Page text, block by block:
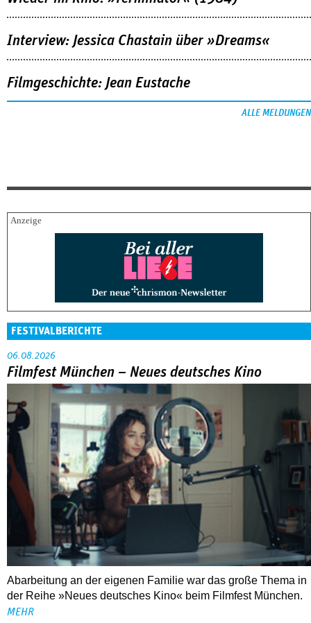
Interview: Jessica Chastain über »Dreams«
Filmgeschichte: Jean Eustache
ALLE MELDUNGEN
FESTIVALBERICHTE
06.08.2026
Filmfest München – Neues deutsches Kino
Abarbeitung an der eigenen Familie war das große Thema in
der Reihe »Neues deutsches Kino« beim Filmfest München.
MEHR